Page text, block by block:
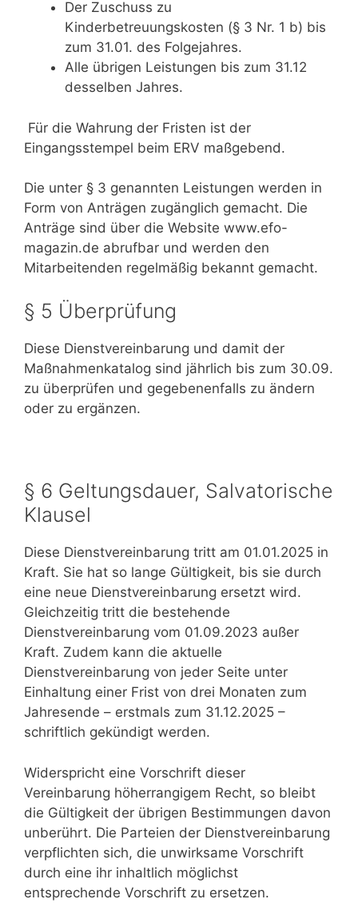
Der Zuschuss zu
Kinderbetreuungskosten (§ 3 Nr. 1 b) bis
zum 31.01. des Folgejahres.
Alle übrigen Leistungen bis zum 31.12
desselben Jahres.
Für die Wahrung der Fristen ist der
Eingangsstempel beim ERV maßgebend.
Die unter § 3 genannten Leistungen werden in
Form von Anträgen zugänglich gemacht. Die
Anträge sind über die Website www.efo-
magazin.de abrufbar und werden den
Mitarbeitenden regelmäßig bekannt gemacht.
§ 5 Überprüfung
Diese Dienstvereinbarung und damit der
Maßnahmenkatalog sind jährlich bis zum 30.09.
zu überprüfen und gegebenenfalls zu ändern
oder zu ergänzen.
§ 6 Geltungsdauer, Salvatorische
Klausel
Diese Dienstvereinbarung tritt am 01.01.2025 in
Kraft. Sie hat so lange Gültigkeit, bis sie durch
eine neue Dienstvereinbarung ersetzt wird.
Gleichzeitig tritt die bestehende
Dienstvereinbarung vom 01.09.2023 außer
Kraft. Zudem kann die aktuelle
Dienstvereinbarung von jeder Seite unter
Einhaltung einer Frist von drei Monaten zum
Jahresende – erstmals zum 31.12.2025 –
schriftlich gekündigt werden.
Widerspricht eine Vorschrift dieser
Vereinbarung höherrangigem Recht, so bleibt
die Gültigkeit der übrigen Bestimmungen davon
unberührt. Die Parteien der Dienstvereinbarung
verpflichten sich, die unwirksame Vorschrift
durch eine ihr inhaltlich möglichst
entsprechende Vorschrift zu ersetzen.